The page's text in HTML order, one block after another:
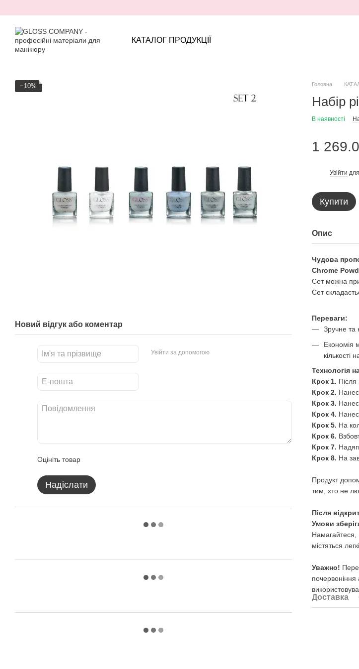
КАТАЛОГ ПРОДУКЦІЇ
−10%
Новий відгук або коментар
Увійти за допомогою
Оцініть товар
Надіслати
Головна
Набір
В наявності
1
Увійти
Купити
Опис
Чудова
Chrome
Сет можна
Сет
Переваги:
Зручне та
Економія
кількості
Технологія
Крок 1. Після
Крок 2.
Крок 3.
Крок 4.
Крок 5. На
Крок 6.
Крок 7.
Крок 8. На
Продукт
тим, хто не
Після
Умови
Намагайтеся,
містяться
Уважно!
почервоніння
Доставка